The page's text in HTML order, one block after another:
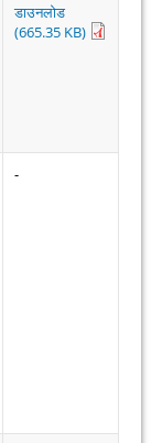
डाउनलोड
(665.35 KB)
-